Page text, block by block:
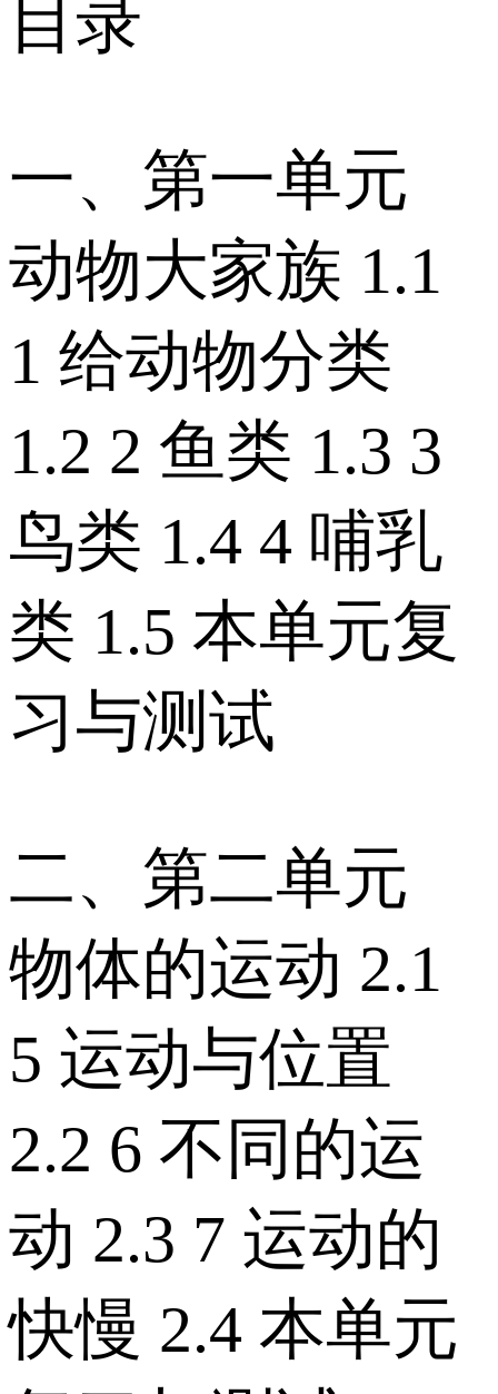
目录
一、第一单元
动物大家族 1.1
1 给动物分类
1.2 2 鱼类 1.3 3
鸟类 1.4 4 哺乳
类 1.5 本单元复
习与测试
二、第二单元
物体的运动 2.1
5 运动与位置
2.2 6 不同的运
动 2.3 7 运动的
快慢 2.4 本单元